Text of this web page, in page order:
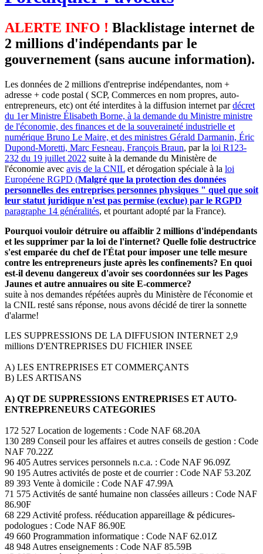
ALERTE INFO ! Blacklistage internet de
2 millions d'indépendants par le
gouvernement (sans aucune information).
Les données de 2 millions d'entreprise indépendantes, nom +
adresse + code postal ( SCP, Commerces en nom propres, auto-
entrepreneurs, etc) ont été interdites à la diffusion internet pardécret
du 1er Ministre Élisabeth Borne, à la demande du Ministre ministre
de l'économie, des finances et de la souveraineté industrielle et
numérique Bruno Le Maire, et des ministres Gérald Darmanin, Éric
Dupond-Moretti, Marc Fesneau, François Braun, par la loi R123-
232 du 19 juillet 2022 suite à la demande du Ministère de
l'économie avec avis de la CNIL et dérogation spéciale à la loi
Européene RGPD (Malgré que la protection des données
personnelles des entreprises personnes physiques " quel que soit
leur statut juridique n'est pas permise (exclue) par le RGPD
paragraphe 14 généralités, et pourtant adopté par la France).
Pourquoi vouloir détruire ou affaiblir 2 millions d'indépendants
et les supprimer par la loi de l'internet? Quelle folie destructrice
s'est emparée du chef de l'État pour imposer une telle mesure
contre les entrepreneurs juste après les confinements? En quoi
est-il devenu dangereux d'avoir ses coordonnées sur les Pages
Jaunes et autre annuaires ou site E-commerce?
suite à nos demandes répétées auprès du Ministère de l'économie et
la CNIL resté sans réponse, nous avons décidé de tirer la sonnette
d'alarme!
LES SUPPRESSIONS DE LA DIFFUSION INTERNET 2,9
millions D'ENTREPRISES DU FICHIER INSEE
A) LES ENTREPRISES ET COMMERÇANTS
B) LES ARTISANS
A) QT DE SUPPRESSIONS ENTREPRISES ET AUTO-
ENTREPRENEURS CATEGORIES
172 527 Location de logements : Code NAF 68.20A
130 289 Conseil pour les affaires et autres conseils de gestion : Code
NAF 70.22Z
96 405 Autres services personnels n.c.a. : Code NAF 96.09Z
90 195 Autres activités de poste et de courrier : Code NAF 53.20Z
89 393 Vente à domicile : Code NAF 47.99A
71 575 Activités de santé humaine non classées ailleurs : Code NAF
86.90F
68 229 Activité profess. rééducation appareillage & pédicures-
podologues : Code NAF 86.90E
49 660 Programmation informatique : Code NAF 62.01Z
48 948 Autres enseignements : Code NAF 85.59B